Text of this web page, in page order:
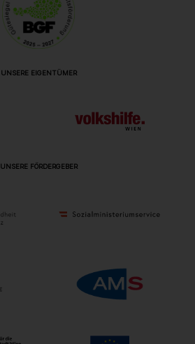
UNSERE EIGENTÜMER
UNSERE FÖRDERGEBER